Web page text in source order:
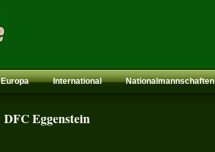
Europa International Nationalmannschaften
DFC Eggenstein